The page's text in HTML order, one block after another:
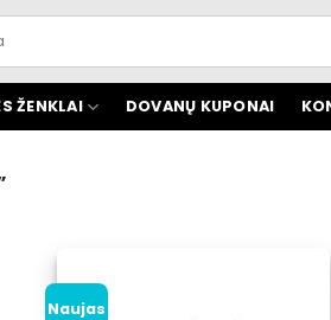
ŽENKLAI DOVANŲ KUPONAI
Naujas